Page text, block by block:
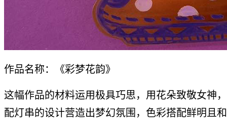
作品名称：《彩梦花韵》
这幅作品的材料运用极具巧思，用花朵致敬女神
配灯串的设计营造出梦幻氛围，色彩搭配鲜明且